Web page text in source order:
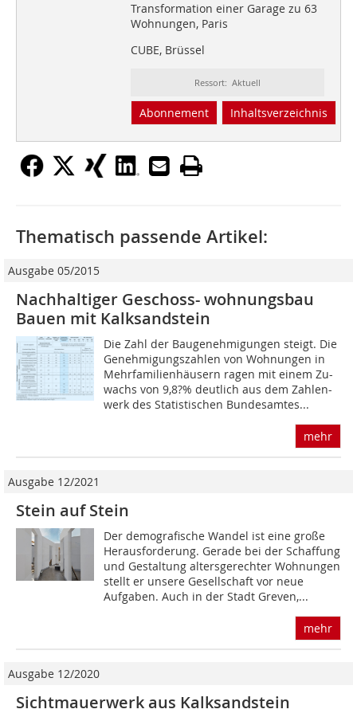
Transformation einer Garage zu 63
Wohnungen, Paris
CUBE, Brüssel
Ressort: Aktuell
Abonnement Inhaltsverzeichnis
Thematisch passende Artikel:
Ausgabe 05/2015
Nachhaltiger Geschoss- wohnungsbau
Bauen mit Kalksandstein
Die Zahl der Baugenehmigungen steigt. Die
Geneh­migungszahlen von Wohnungen in
Mehr­familienhäusern ragen mit einem Zu-
wachs von 9,8?% deutlich aus dem Zahlen-
werk des Statistischen Bundesamtes...
mehr
Ausgabe 12/2021
Stein auf Stein
Der demografische Wandel ist eine große
Herausforderung. Gerade bei der Schaffung
und Gestaltung altersgerechter Wohnungen
stellt er unsere Gesellschaft vor neue
Aufgaben. Auch in der Stadt Greven,...
mehr
Ausgabe 12/2020
Sichtmauerwerk aus Kalksandstein